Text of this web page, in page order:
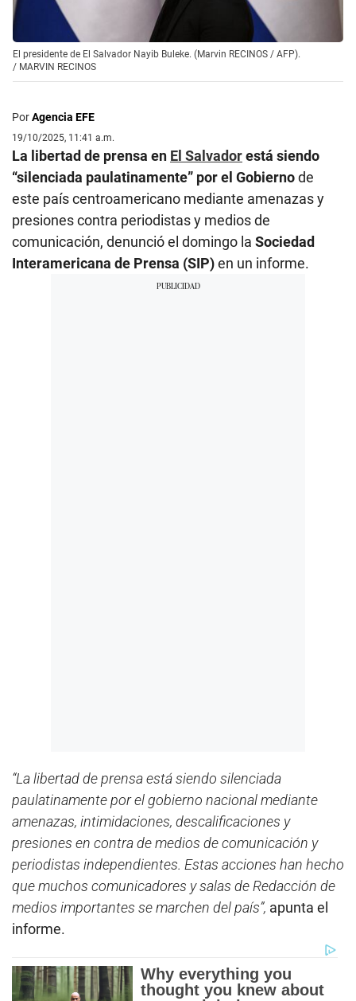
El presidente de El Salvador Nayib Buleke. (Marvin RECINOS / AFP).
/ MARVIN RECINOS
PorAgencia EFE
19/10/2025, 11:41 a.m.
La libertad de prensa en El Salvadorestá siendo
“silenciada paulatinamente” por el Gobiernode
este país centroamericano mediante amenazas y
presiones contra periodistas y medios de
comunicación, denunció el domingo la Sociedad
Interamericana de Prensa (SIP)en un informe.
“La libertad de prensa está siendo silenciada
paulatinamente por el gobierno nacional mediante
amenazas, intimidaciones, descalificaciones y
presiones en contra de medios de comunicación y
periodistas independientes. Estas acciones han hecho
que muchos comunicadores y salas de Redacción de
medios importantes se marchen del país”, apunta el
informe.